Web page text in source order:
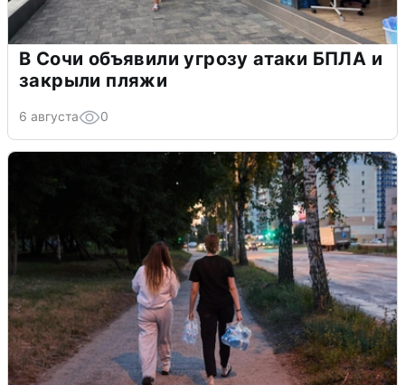
В Сочи объявили угрозу атаки БПЛА и
закрыли пляжи
6 августа 0